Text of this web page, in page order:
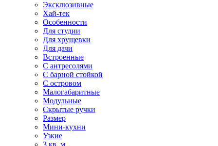
Эксклюзивные
Хай-тек
Особенности
Для студии
Для хрущевки
Для дачи
Встроенные
С антресолями
С барной стойкой
С островом
Малогабаритные
Модульные
Скрытые ручки
Размер
Мини-кухни
Узкие
3 кв. м.